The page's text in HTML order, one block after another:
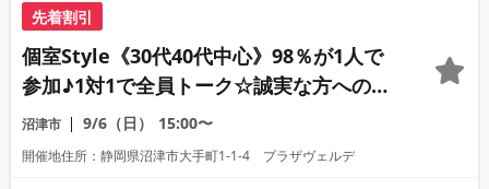
先着割引
個室Style《30代40代中心》98％が1人で
参加♪1対1で全員トーク☆誠実な方への婚
活パーティー
沼津市 9/6（日） 15:00〜
開催地住所：静岡県沼津市大手町1-1-4 プラザヴェルデ